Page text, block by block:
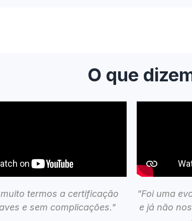
O que
termos a certificação
e sem complicações."
"Foi uma
e já não